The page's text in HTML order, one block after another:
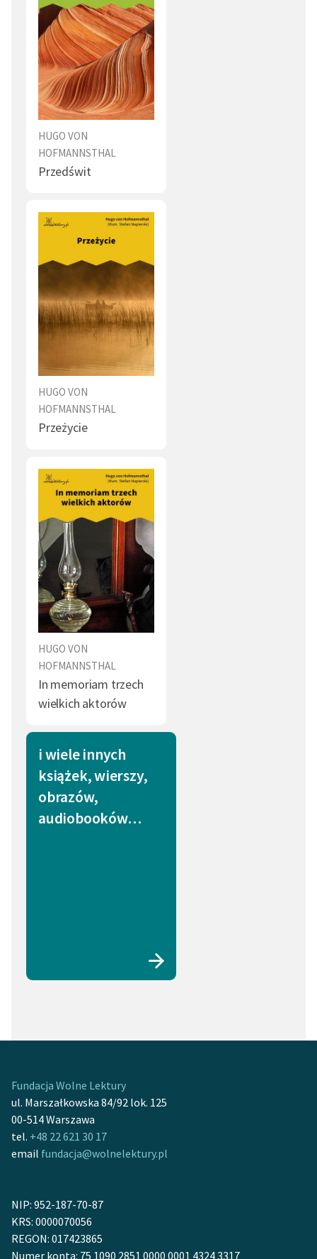
HUGO VON
HOFMANNSTHAL
Przedświt
HUGO VON
HOFMANNSTHAL
Przeżycie
HUGO VON
HOFMANNSTHAL
In memoriam trzech
wielkich aktorów
i wiele innych
książek, wierszy,
obrazów,
audiobooków…
Fundacja Wolne Lektury
ul. Marszałkowska 84/92 lok. 125
00-514 Warszawa
tel. +48 22 621 30 17
email fundacja@wolnelektury.pl
NIP: 952-187-70-87
KRS: 0000070056
REGON: 017423865
Numer konta: 75 1090 2851 0000 0001 4324 3317